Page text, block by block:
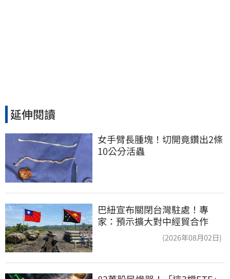
延伸閱讀
女手臂長腫塊！切開竟鑽出2條
10公分活蟲
巴紐宣布關閉台灣駐處！專
家：預示擴大對中經貿合作
(2026年08月02日)